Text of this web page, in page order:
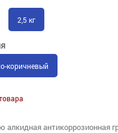
2,5 кг
коричневый
алкидная антикоррозионная